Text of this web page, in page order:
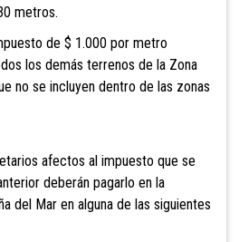
metros.
de $ 1.000 por metro
los demás terrenos de la Zona
no se incluyen dentro de las zonas
afectos al impuesto que se
deberán pagarlo en la
del Mar en alguna de las siguientes